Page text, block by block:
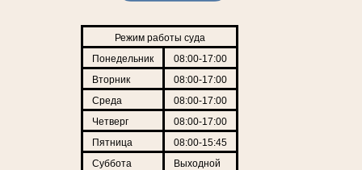
Режим работы суда
Понедельник
08:00-17:00
Вторник
08:00-17:00
Среда
08:00-17:00
Четверг
08:00-17:00
Пятница
08:00-15:45
Суббота
Выходной